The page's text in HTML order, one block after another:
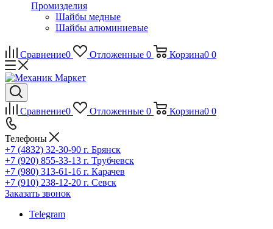
Промизделия
Шайбы медные
Шайбы алюминиевые
Сравнение0 Отложенные 0 Корзина0 0
Сравнение0 Отложенные 0 Корзина0 0
Телефоны
+7 (4832) 32-30-90 г. Брянск
+7 (920) 855-33-13 г. Трубчевск
+7 (980) 313-61-16 г. Карачев
+7 (910) 238-12-20 г. Севск
Заказать звонок
Telegram